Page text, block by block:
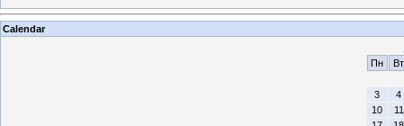
Calendar
Пн
Вт
3
4
10
11